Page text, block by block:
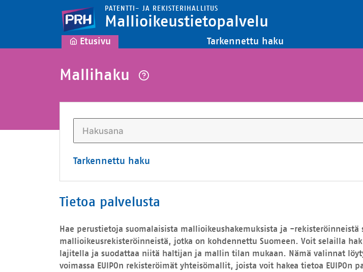
PATENTTI- JA REKISTERIHALLITUS
Mallioikeustietopalvelu
Etusivu Tarkennettu haku
Mallihaku
Tarkennettu haku
Tietoa palvelusta
Hae perustietoja suomalaisista mallioikeushakemuksista ja -rekisteröinneistä
mallioikeusrekisteröinneistä, jotka on kohdennettu Suomeen. Voit selailla
lajitella ja suodattaa niitä haltijan ja mallin tilan mukaan. Nämä valinnat
voimassa EUIPOn rekisteröimät yhteisömallit, joista voit hakea tietoa EUIPOn